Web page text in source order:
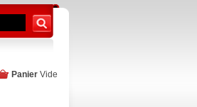
Panier Vide